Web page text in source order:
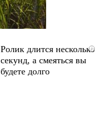
i
Ролик длится несколько
секунд, а смеяться вы
будете долго